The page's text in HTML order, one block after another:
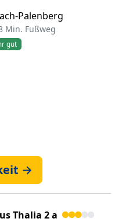
Palenberg
Min. Fußweg
gut
→
Thalia 2 a